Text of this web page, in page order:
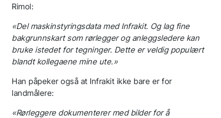
Rimol:
«Del maskinstyringsdata med Infrakit. Og lag fine
bakgrunnskart som rørlegger og anleggsledere kan
bruke istedet for tegninger. Dette er veldig populært
blandt kollegaene mine ute.»
Han påpeker også at Infrakit ikke bare er for
landmålere:
«Rørleggere dokumenterer med bilder for å